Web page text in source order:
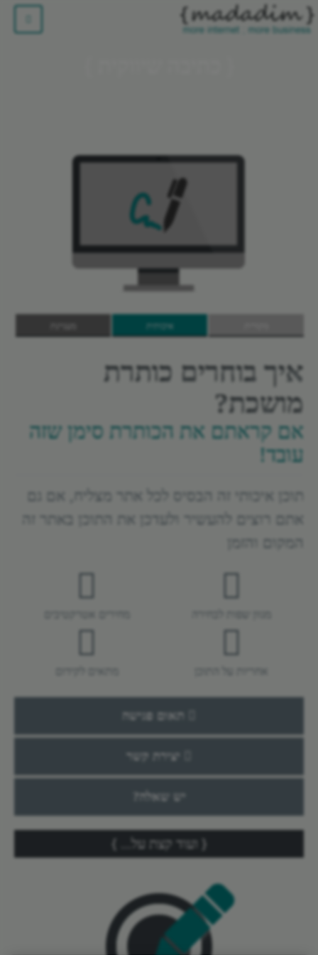
איכותית
איך בוחרים כותרת
מושכת?
אם קראתם את הכותרת סימן שזה
עובד!
תוכן איכותי זה הבסיס לכל אתר מצליח, אם גם
אתם רוצים להעשיר ולעדכן את התוכן באתר זה
המקום והזמן
תאום פגישה
יצירת קשר
יש שאלה?
ועוד קצת על...